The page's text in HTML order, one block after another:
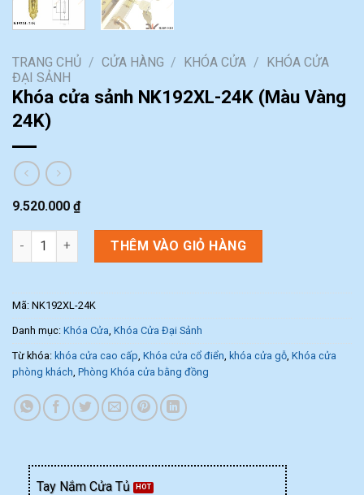
TRANG CHỦ / CỬA HÀNG / KHÓA CỬA /
KHÓA CỬA
ĐẠI SẢNH
Khóa cửa sảnh NK192XL-24K (Màu Vàng
24K)
9.520.000 ₫
Khóa cửa sảnh NK192XL-24K (Màu Vàng 24K) số lượng
THÊM VÀO GIỎ HÀNG
Mã: NK192XL-24K
Danh mục: Khóa Cửa Khóa Cửa Đại Sảnh
Từ khóa: khóa cửa cao cấp Khóa cửa cổ điển khóa cửa gỗ Khóa cửa
phòng khách Phòng Khóa cửa bằng đồng
Tay Nắm Cửa Tủ